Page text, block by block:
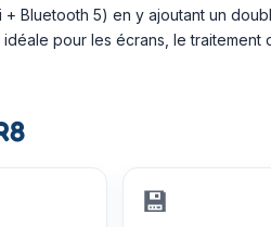
+ Bluetooth 5) en y ajoutant un
pour les écrans, le
💾